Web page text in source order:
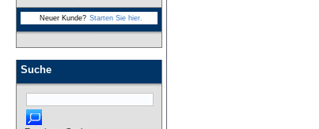
Neuer Kunde? Starten Sie hier.
Suche